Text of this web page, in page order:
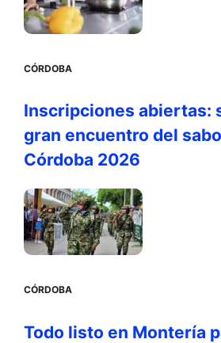
CÓRDOBA
Inscripciones abiertas:
gran encuentro del
Córdoba 2026
CÓRDOBA
Todo listo en Montería